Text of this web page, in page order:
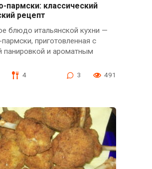
пармски: классический
рецепт
блюдо итальянской кухни —
приготовленная с
панировкой и ароматным
4 3 491